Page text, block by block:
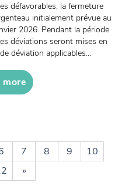
défavorables, la fermeture
initialement prévue au
2026. Pendant la période
déviations seront mises en
déviation applicables...
more
7 8 9
10
»